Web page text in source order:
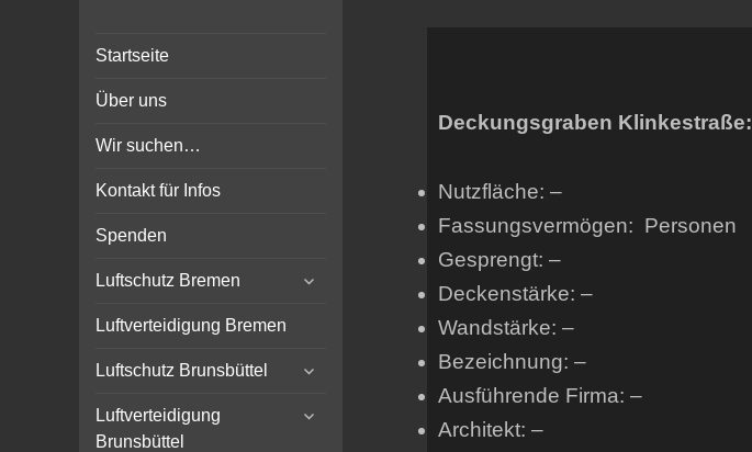
Bunker-Kiel.com
Wilhelmshaven Flensburg
Rendsburg Luftschutz Stollen
Startseite
Über uns
Wir suchen…
Kontakt für Infos
Spenden
Luftschutz Bremen
expand
Luftverteidigung Bremen
Luftschutz Brunsbüttel
expand
menu
Luftverteidigung
Brunsbüttel
expand
Deckungsgraben Klinkestraße:
Nutzfläche: –
Fassungsvermögen: Personen
Gesprengt: –
Deckenstärke: –
Wandstärke: –
Bezeichnung: –
Ausführende Firma: –
Architekt: –